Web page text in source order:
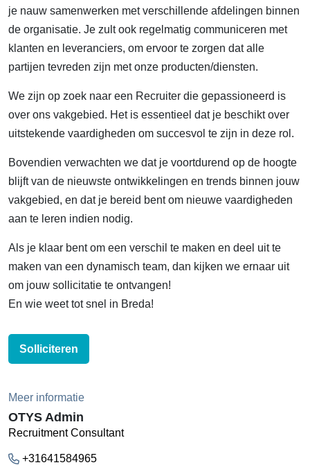
je nauw samenwerken met verschillende afdelingen binnen
de organisatie. Je zult ook regelmatig communiceren met
klanten en leveranciers, om ervoor te zorgen dat alle
partijen tevreden zijn met onze producten/diensten.
We zijn op zoek naar een Recruiter die gepassioneerd is
over ons vakgebied. Het is essentieel dat je beschikt over
uitstekende vaardigheden om succesvol te zijn in deze rol.
Bovendien verwachten we dat je voortdurend op de hoogte
blijft van de nieuwste ontwikkelingen en trends binnen jouw
vakgebied, en dat je bereid bent om nieuwe vaardigheden
aan te leren indien nodig.
Als je klaar bent om een verschil te maken en deel uit te
maken van een dynamisch team, dan kijken we ernaar uit
om jouw sollicitatie te ontvangen!
En wie weet tot snel in Breda!
Solliciteren
Meer informatie
OTYS Admin
Recruitment Consultant
+31641584965